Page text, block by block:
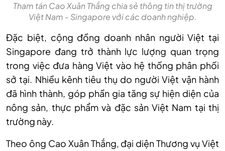
Tham tán Cao Xuân Thắng chia sẻ thông tin thị trường
Việt Nam - Singapore với các doanh nghiệp.
Đặc biệt, cộng đồng doanh nhân người Việt tại
Singapore đang trở thành lực lượng quan trọng
trong việc đưa hàng Việt vào hệ thống phân phối
sở tại. Nhiều kênh tiêu thụ do người Việt vận hành
đã hình thành, góp phần gia tăng sự hiện diện của
nông sản, thực phẩm và đặc sản Việt Nam tại thị
trường này.
Theo ông Cao Xuân Thắng, đại diện Thương vụ Việt